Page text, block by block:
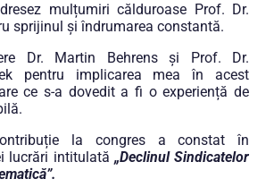
mulțumiri călduroase Prof. Dr.
sprijinul și îndrumarea constantă.
Dr. Martin Behrens și Prof. Dr.
pentru implicarea mea în acest
ce s-a dovedit a fi o experiență de
la congres a constat în
lucrări intitulată „Declinul Sindicatelor